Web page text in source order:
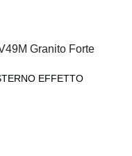
Granito Forte
EFFETTO